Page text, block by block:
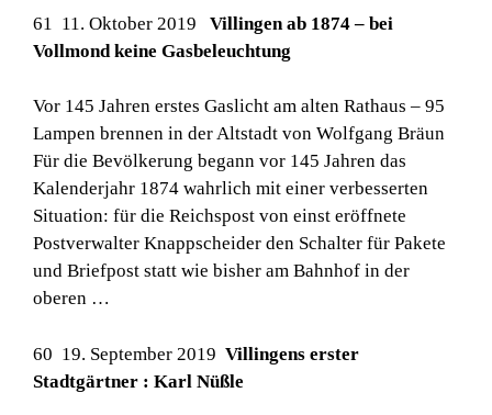
61 11. Oktober 2019 Villingen ab 1874 – bei
Vollmond keine Gasbeleuchtung
Vor 145 Jahren erstes Gaslicht am alten Rathaus – 95
Lampen brennen in der Altstadt von Wolfgang Bräun
Für die Bevölkerung begann vor 145 Jahren das
Kalenderjahr 1874 wahrlich mit einer verbesserten
Situation: für die Reichspost von einst eröffnete
Postverwalter Knappscheider den Schalter für Pakete
und Briefpost statt wie bisher am Bahnhof in der
oberen …
60 19. September 2019 Villingens erster
Stadtgärtner : Karl Nüßle